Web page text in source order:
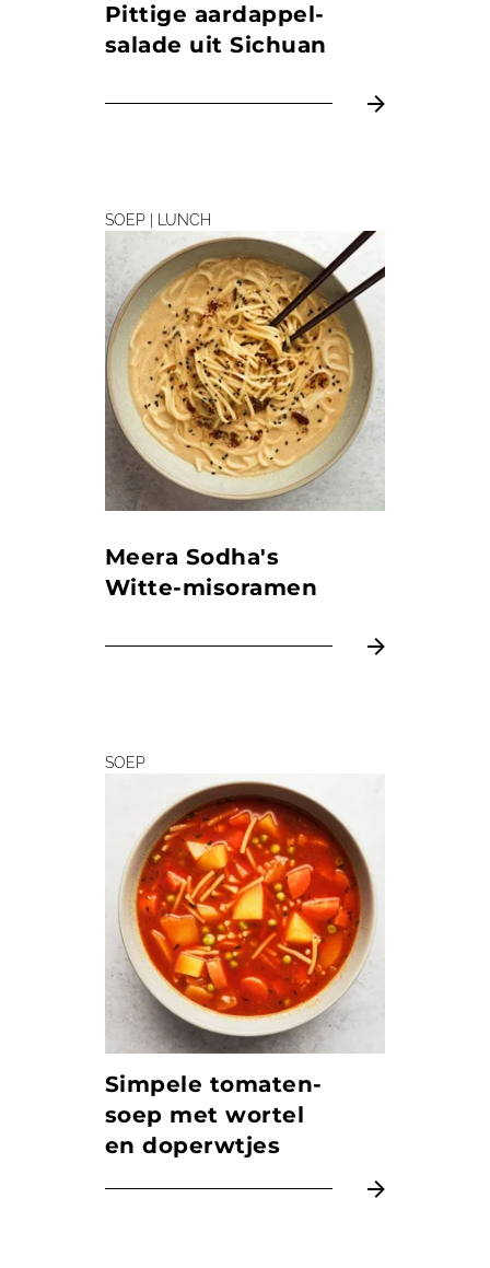
Pittige aardappel­
salade uit Sichuan
SOEP | LUNCH
Meera Sodha's
Witte-misoramen
SOEP
Simpele tomaten­
soep met wortel
en dop­erwtjes